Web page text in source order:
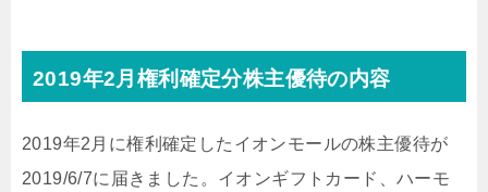
2019年2月権利確定分株主優待の内容
2019年2月に権利確定したイオンモールの株主優待が
2019/6/7に届きました。イオンギフトカード、ハーモ